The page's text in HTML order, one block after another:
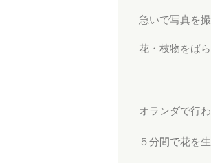
急いで写真を
花・枝物をば
オランダで行
５分間で花を